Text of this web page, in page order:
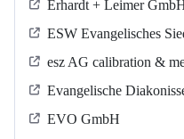
Erhardt + Leimer
ESW Evangelisches
esz AG calibration &
Evangelische
EVO GmbH